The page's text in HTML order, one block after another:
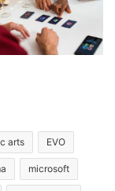
arts EVO
microsoft